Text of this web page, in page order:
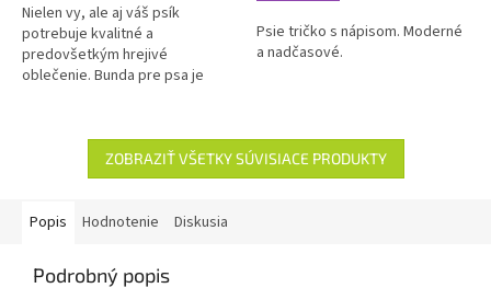
5
hviezdičiek.
Nielen vy, ale aj váš psík
potrebuje kvalitné a
predovšetkým hrejivé
oblečenie. Bunda pre psa je
ktorí sú oveľa viac náchylní...
Psie tričko s nápisom. Moderné
a nadčasové.
ZOBRAZIŤ VŠETKY SÚVISIACE PRODUKTY
Popis Hodnotenie Diskusia
Podrobný popis